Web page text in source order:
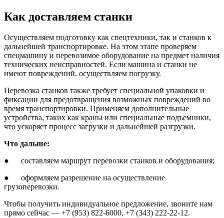
Как доставляем станки
Осуществляем подготовку как спецтехники, так и станков к
дальнейшей транспортировке. На этом этапе проверяем
спецмашину и перевозимое оборудование на предмет наличия
технических неисправностей. Если машина и станки не
имеют повреждений, осуществляем погрузку.
Перевозка станков также требует специальной упаковки и
фиксации для предотвращения возможных повреждений во
время транспортировки. Применяем дополнительные
устройства, таких как краны или специальные подъемники,
что ускоряет процесс загрузки и дальнейшей разгрузки.
Что дальше:
● составляем маршрут перевозки станков и оборудования;
● оформляем разрешение на осуществление
грузоперевозки.
Чтобы получить индивидуальное предложение, звоните нам
прямо сейчас — +7 (953) 822-6000, +7 (343) 222-22-12.